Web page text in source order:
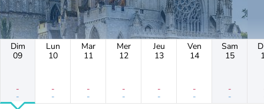
Dim
09
-
-
Lun
10
-
-
Mar
11
-
-
Mer
12
-
-
Jeu
13
-
-
Ven
14
-
-
Sam
15
-
-